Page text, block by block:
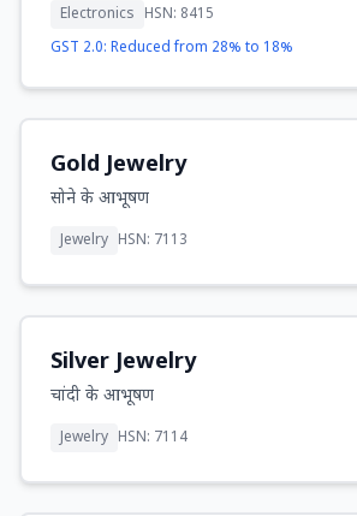
Electronics
HSN: 8415
GST 2.0: Reduced from 28% to 18%
Gold Jewelry
सोने के आभूषण
Jewelry HSN: 7113
Silver Jewelry
चांदी के आभूषण
Jewelry HSN: 7114